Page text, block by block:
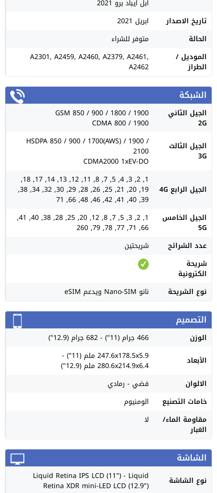
ابل ايباد برو 2021
تاريخ الاصدار
ابريل 2021
الحالة
متوفر للشراء
الموديل /
الطراز
A2301, A2459, A2460, A2379, A2461,
A2462
الشبكة
الجيل الثاني
2G
GSM 850 / 900 / 1800 / 1900
CDMA 800 / 1900
الجيل الثالث
3G
HSDPA 850 / 900 / 1700(AWS) / 1900 /
2100
CDMA2000 1xEV-DO
الجيل الرابع 4G
1, 2, 3, 4, 5, 7, 8, 11, 12, 13, 14, 17, 18,
19, 20, 21, 25, 26, 28, 29, 30, 32, 34, 38,
39, 40, 41, 42, 46, 48, 66, 71
الجيل الخامس
5G
1, 2, 3, 5, 7, 8, 12, 20, 25, 28, 38, 40, 41,
66, 71, 77, 78, 79, 260
عدد الشرائح
شريحتين
شريحة
الكترونية
نوع الشريحة
نانو Nano-SIM ويدعم eSIM
التصميم
الوزن
466 جرام (11") - 682 جرام (12.9")
الأبعاد
247.6x178.5x5.9 ملم (11") -
280.6x214.9x6.4 ملم (12.9")
الالوان
فضي - رمادي
خامات التصنيع
الومنيوم
مقاومة الماء/
الغبار
لا
الشاشة
نوع الشاشة Liquid Retina IPS LCD (11") - Liquid
Retina XDR mini-LED LCD (12.9")